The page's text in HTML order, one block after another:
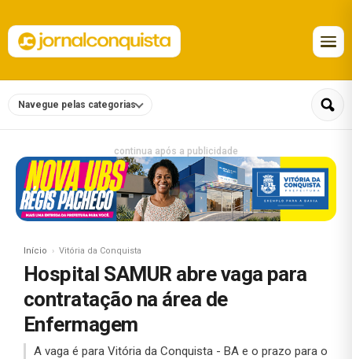
Navegue pelas categorias
continua após a publicidade
Início Vitória da Conquista
Hospital SAMUR abre vaga para
contratação na área de
Enfermagem
A vaga é para Vitória da Conquista - BA e o prazo para o